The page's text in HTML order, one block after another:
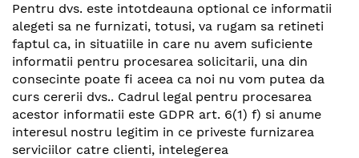
Pentru dvs. este intotdeauna optional ce informatii
alegeti sa ne furnizati, totusi, va rugam sa retineti
faptul ca, in situatiile in care nu avem suficiente
informatii pentru procesarea solicitarii, una din
consecinte poate fi aceea ca noi nu vom putea da
curs cererii dvs.. Cadrul legal pentru procesarea
acestor informatii este GDPR art. 6(1) f) si anume
interesul nostru legitim in ce priveste furnizarea
serviciilor catre clienti, intelegerea